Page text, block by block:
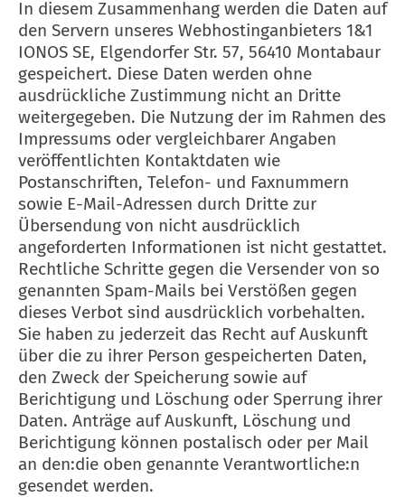
In diesem Zusammenhang werden die Daten auf
den Servern unseres Webhostinganbieters 1&1
IONOS SE, Elgendorfer Str. 57, 56410 Montabaur
gespeichert. Diese Daten werden ohne
ausdrückliche Zustimmung nicht an Dritte
weitergegeben. Die Nutzung der im Rahmen des
Impressums oder vergleichbarer Angaben
veröffentlichten Kontaktdaten wie
Postanschriften, Telefon- und Faxnummern
sowie E-Mail-Adressen durch Dritte zur
Übersendung von nicht ausdrücklich
angeforderten Informationen ist nicht gestattet.
Rechtliche Schritte gegen die Versender von so
genannten Spam-Mails bei Verstößen gegen
dieses Verbot sind ausdrücklich vorbehalten.
Sie haben zu jederzeit das Recht auf Auskunft
über die zu ihrer Person gespeicherten Daten,
den Zweck der Speicherung sowie auf
Berichtigung und Löschung oder Sperrung ihrer
Daten. Anträge auf Auskunft, Löschung und
Berichtigung können postalisch oder per Mail
an den:die oben genannte Verantwortliche:n
gesendet werden.